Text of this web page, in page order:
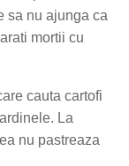
sa nu ajunga ca
mortii cu
cauta cartofi
La
nu pastreaza